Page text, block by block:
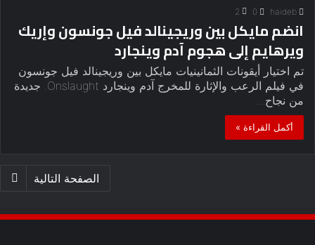
haideb
0
2
انضم مايكل بين وريجينالد فيل جونسون وإريك
ويرهايم إلى هجوم آدم وينجارد
تم اختيار أيقونات الثمانينيات مايكل بين وريجينالد فيل جونسون
في فيلم الرعب والإثارة للمخرج آدم وينجارد Onslaught. جديدة
من نجاح…
أكمل القراءة »
الصفحة التالية